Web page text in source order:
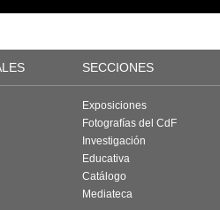
SECCIONES
Exposiciones
Fotografías del CdF
Investigación
Educativa
Catálogo
Mediateca